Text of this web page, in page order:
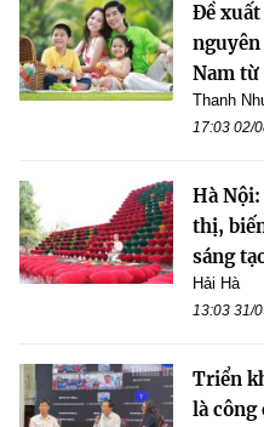
Đề
nguyên
Nam từ
Thanh
17:03 02/
Hà
thị,
sáng
Hải Hà
13:03 31/
Triển
là công